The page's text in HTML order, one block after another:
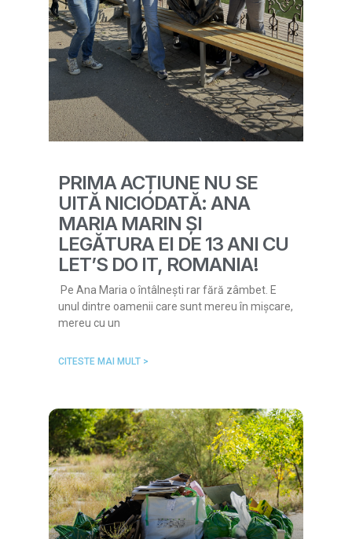
PRIMA ACȚIUNE NU SE
UITĂ NICIODATĂ: ANA
MARIA MARIN ȘI
LEGĂTURA EI DE 13 ANI CU
LET’S DO IT, ROMANIA!
Pe Ana Maria o întâlnești rar fără zâmbet. E
unul dintre oamenii care sunt mereu în mișcare,
mereu cu un
CITESTE MAI MULT >